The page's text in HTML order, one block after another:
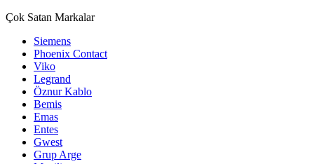
Çok Satan Markalar
Siemens
Phoenix Contact
Viko
Legrand
Öznur Kablo
Bemis
Emas
Entes
Gwest
Grup Arge